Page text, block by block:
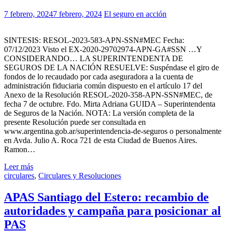
7 febrero, 20247 febrero, 2024 El seguro en acción
SINTESIS: RESOL-2023-583-APN-SSN#MEC Fecha:
07/12/2023 Visto el EX-2020-29702974-APN-GA#SSN …Y
CONSIDERANDO… LA SUPERINTENDENTA DE
SEGUROS DE LA NACIÓN RESUELVE: Suspéndase el giro de
fondos de lo recaudado por cada aseguradora a la cuenta de
administración fiduciaria común dispuesto en el artículo 17 del
Anexo de la Resolución RESOL-2020-358-APN-SSN#MEC, de
fecha 7 de octubre. Fdo. Mirta Adriana GUIDA – Superintendenta
de Seguros de la Nación. NOTA: La versión completa de la
presente Resolución puede ser consultada en
www.argentina.gob.ar/superintendencia-de-seguros o personalmente
en Avda. Julio A. Roca 721 de esta Ciudad de Buenos Aires.
Ramon…
Leer más
circulares, Circulares y Resoluciones
APAS Santiago del Estero: recambio de
autoridades y campaña para posicionar al
PAS